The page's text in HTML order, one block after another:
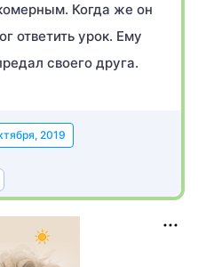
Когда же он
ответить урок. Ему
своего друга.
2019